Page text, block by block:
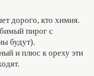
дорого, кто химия.
пирог с
будут).
и плюс к ореху эти